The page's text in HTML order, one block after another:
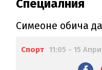
Специалния
Симеоне обича
Спорт 11:05 - 15